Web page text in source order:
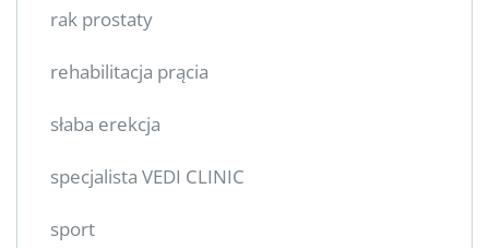
rak prostaty
rehabilitacja prącia
słaba erekcja
specjalista VEDI CLINIC
sport